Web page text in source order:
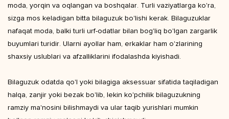
moda, yorqin va oqlangan va boshqalar. Turli vaziyatlarga ko'ra,
sizga mos keladigan bitta bilaguzuk bo'lishi kerak. Bilaguzuklar
nafaqat moda, balki turli urf-odatlar bilan bog'liq bo'lgan zargarlik
buyumlari turidir. Ularni ayollar ham, erkaklar ham o'zlarining
shaxsiy uslublari va afzalliklarini ifodalashda kiyishadi.
Bilaguzuk odatda qo'l yoki bilagiga aksessuar sifatida taqiladigan
halqa, zanjir yoki bezak bo'lib, lekin ko'pchilik bilaguzukning
ramziy ma'nosini bilishmaydi va ular taqib yurishlari mumkin